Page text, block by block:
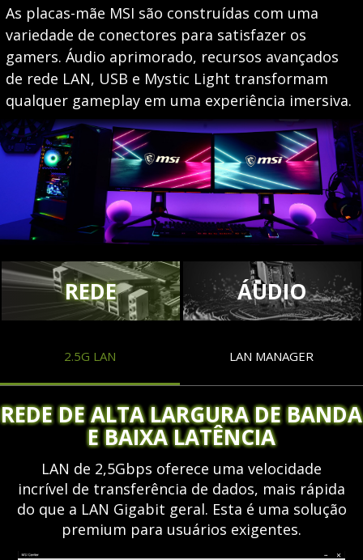
As placas-mãe MSI são construídas com uma
variedade de conectores para satisfazer os
gamers. Áudio aprimorado, recursos avançados
de rede LAN, USB e Mystic Light transformam
qualquer gameplay em uma experiência imersiva.
REDE ÁUDIO
2.5G LAN LAN MANAGER
REDE DE ALTA LARGURA DE BANDA
E BAIXA LATÊNCIA
LAN de 2,5Gbps oferece uma velocidade
incrível de transferência de dados, mais rápida
do que a LAN Gigabit geral. Esta é uma solução
premium para usuários exigentes.